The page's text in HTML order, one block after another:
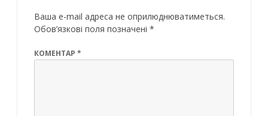
Ваша e-mail адреса не оприлюднюватиметься.
Обов’язкові поля позначені *
КОМЕНТАР *